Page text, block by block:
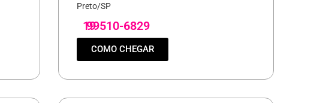
Preto/SP
19
99510-6829
COMO CHEGAR